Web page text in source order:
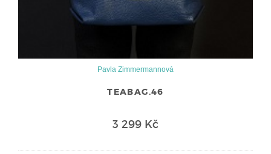
Pavla Zimmermannová
TEABAG.46
3 299 Kč